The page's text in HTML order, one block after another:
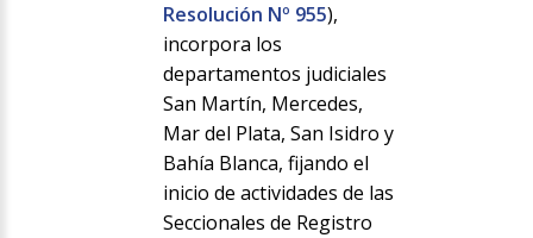
Resolución Nº 955),
incorpora los
departamentos judiciales
San Martín, Mercedes,
Mar del Plata, San Isidro y
Bahía Blanca, fijando el
inicio de actividades de las
Seccionales de Registro